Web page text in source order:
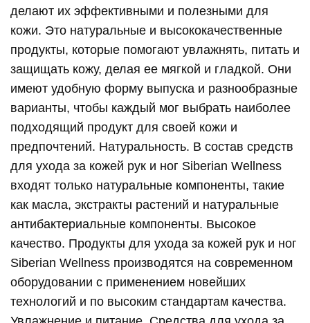
делают их эффективными и полезными для
кожи. Это натуральные и высококачественные
продукты, которые помогают увлажнять, питать и
защищать кожу, делая ее мягкой и гладкой. Они
имеют удобную форму выпуска и разнообразные
варианты, чтобы каждый мог выбрать наиболее
подходящий продукт для своей кожи и
предпочтений. Натуральность. В состав средств
для ухода за кожей рук и ног Siberian Wellness
входят только натуральные компоненты, такие
как масла, экстракты растений и натуральные
антибактериальные компоненты. Высокое
качество. Продукты для ухода за кожей рук и ног
Siberian Wellness производятся на современном
оборудовании с применением новейших
технологий и по высоким стандартам качества.